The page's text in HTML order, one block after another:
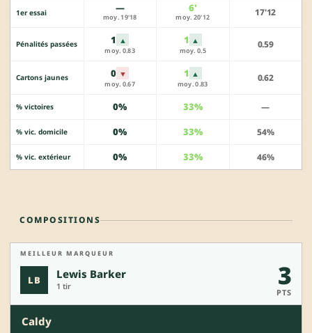
1er essai —
moy. 19'18
6'
moy. 20'12 17'12
Pénalités passées 1 ▲
moy. 0.83
1 ▲
moy. 0.5
0.59
Cartons jaunes 0 ▼
moy. 0.67
1 ▲
moy. 0.83
0.62
% victoires 0% 33% —
% vic. domicile 0% 33% 54%
% vic. extérieur 0% 33% 46%
COMPOSITIONS
MEILLEUR MARQUEUR
LB Lewis Barker
1 tir 3
PTS
Caldy